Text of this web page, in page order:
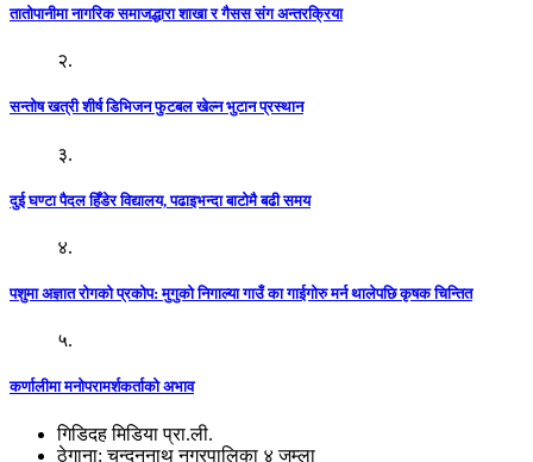
तातोपानीमा नागरिक समाजद्धारा शाखा र गैसस संग अन्तरक्रिया
२.
सन्तोष खत्री शीर्ष डिभिजन फुटबल खेल्न भुटान प्रस्थान
३.
दुई घण्टा पैदल हिँडेर विद्यालय, पढाइभन्दा बाटोमै बढी समय
४.
पशुमा अज्ञात रोगको प्रकोप: मुगुको निगाल्या गाउँ का गाईगोरु मर्न थालेपछि कृषक चिन्तित
५.
कर्णालीमा मनोपरामर्शकर्ताको अभाव
गिडिदह मिडिया प्रा.ली.
ठेगाना: चन्दननाथ नगरपालिका ४ जुम्ला